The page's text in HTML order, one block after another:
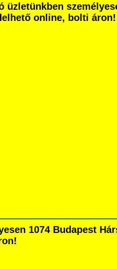
üzletünkben
online, bolti áron!
1074 Budapest